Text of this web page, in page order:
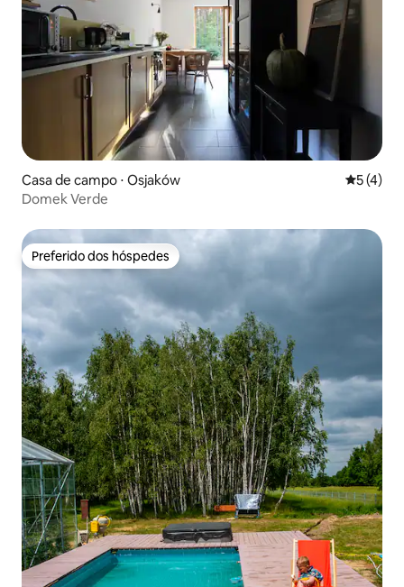
Casa de campo ⋅ Osjaków 5 de
5 (4)
Domek Verde
Preferido dos hóspedes
Preferido dos hóspedes